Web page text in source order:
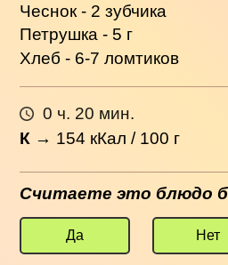
Чеснок - 2 зубчика
Петрушка - 5 г
Хлеб - 6-7 ломтиков
0 ч. 20 мин.
К → 154 кКал / 100 г
Считаете это блюдо
Да Нет